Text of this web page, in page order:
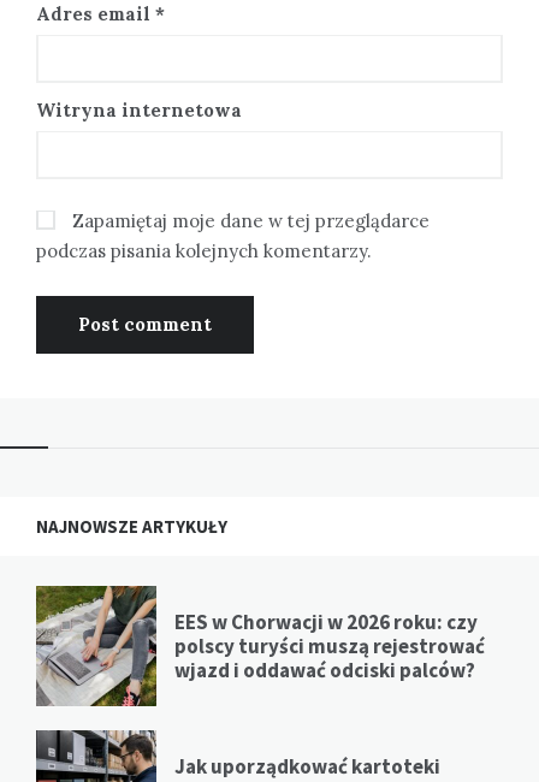
Adres email *
Witryna internetowa
Zapamiętaj moje dane w tej przeglądarce
podczas pisania kolejnych komentarzy.
NAJNOWSZE ARTYKUŁY
EES w Chorwacji w 2026 roku: czy
polscy turyści muszą rejestrować
wjazd i oddawać odciski palców?
Jak uporządkować kartoteki